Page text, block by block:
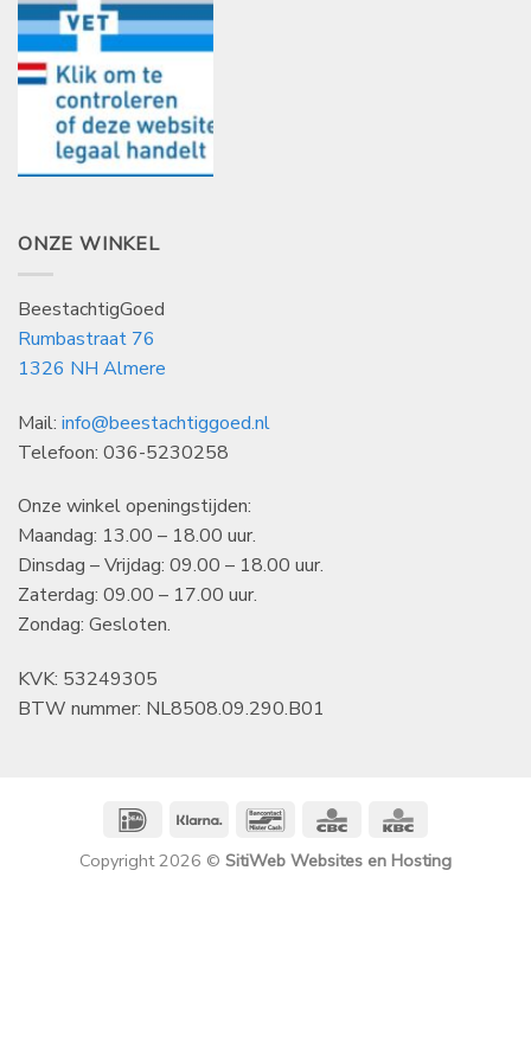
ONZE WINKEL
BeestachtigGoed
Rumbastraat 76
1326 NH Almere
Mail: info@beestachtiggoed.nl
Telefoon: 036-5230258
Onze winkel openingstijden:
Maandag: 13.00 – 18.00 uur.
Dinsdag – Vrijdag: 09.00 – 18.00 uur.
Zaterdag: 09.00 – 17.00 uur.
Zondag: Gesloten.
KVK: 53249305
BTW nummer: NL8508.09.290.B01
IDeal Klarna BancontactCBC
Copyright 2026 © SitiWeb Websites en Hosting